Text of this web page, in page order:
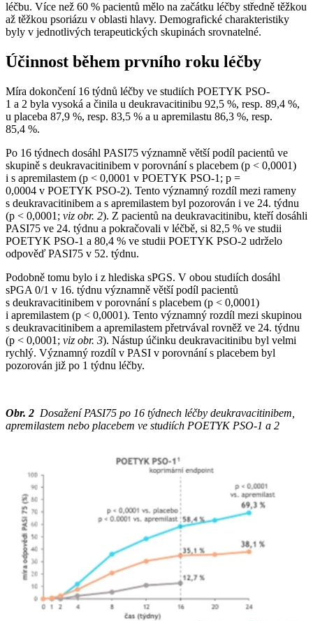
léčbu. Více než 60 % pacientů mělo na začátku léčby středně těžkou
až těžkou psoriázu v oblasti hlavy. Demografické charakteristiky
byly v jednotlivých terapeutických skupinách srovnatelné.
Účinnost během prvního roku léčby
Míra dokončení 16 týdnů léčby ve studiích POETYK PSO-
1 a 2 byla vysoká a činila u deukravacitinibu 92,5 %, resp. 89,4 %,
u placeba 87,9 %, resp. 83,5 % a u apremilastu 86,3 %, resp.
85,4 %.
Po 16 týdnech dosáhl PASI75 významně větší podíl pacientů ve
skupině s deukravacitinibem v porovnání s placebem (p < 0,0001)
i s apremilastem (p < 0,0001 v POETYK PSO-1; p =
0,0004 v POETYK PSO-2). Tento významný rozdíl mezi rameny
s deukravacitinibem a s apremilastem byl pozorován i ve 24. týdnu
(p < 0,0001; viz obr. 2). Z pacientů na deukravacitinibu, kteří dosáhli
PASI75 ve 24. týdnu a pokračovali v léčbě, si 82,5 % ve studii
POETYK PSO-1 a 80,4 % ve studii POETYK PSO-2 udrželo
odpověď PASI75 v 52. týdnu.
Podobně tomu bylo i z hlediska sPGS. V obou studiích dosáhl
sPGA 0/1 v 16. týdnu významně větší podíl pacientů
s deukravacitinibem v porovnání s placebem (p < 0,0001)
i apremilastem (p < 0,0001). Tento významný rozdíl mezi skupinou
s deukravacitinibem a apremilastem přetrvával rovněž ve 24. týdnu
(p < 0,0001; viz obr. 3). Nástup účinku deukravacitinibu byl velmi
rychlý. Významný rozdíl v PASI v porovnání s placebem byl
pozorován již po 1 týdnu léčby.
Obr. 2 Dosažení PASI75 po 16 týdnech léčby deukravacitinibem,
apremilastem nebo placebem ve studiích POETYK PSO-1 a 2